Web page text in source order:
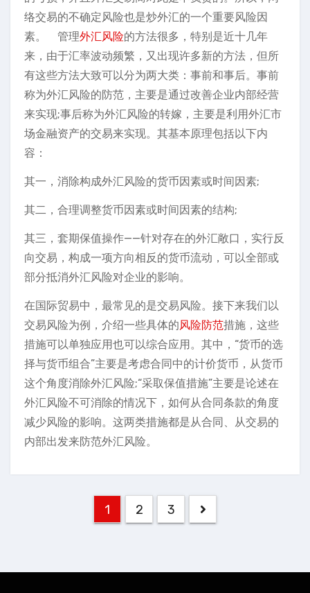
络交易的不确定风险也是炒外汇的一个重要风险因
素。 管理外汇风险的方法很多，特别是近十几年
来，由于汇率波动频繁，又出现许多新的方法，但所
有这些方法大致可以分为两大类：事前和事后。事前
称为外汇风险的防范，主要是通过改善企业内部经营
来实现;事后称为外汇风险的转嫁，主要是利用外汇市
场金融资产的交易来实现。其基本原理包括以下内
容：
其一，消除构成外汇风险的货币因素或时间因素;
其二，合理调整货币因素或时间因素的结构;
其三，套期保值操作——针对存在的外汇敞口，实行反
向交易，构成一项方向相反的货币流动，可以全部或
部分抵消外汇风险对企业的影响。
在国际贸易中，最常见的是交易风险。接下来我们以
交易风险为例，介绍一些具体的风险防范措施，这些
措施可以单独应用也可以综合应用。其中，“货币的选
择与货币组合”主要是考虑合同中的计价货币，从货币
这个角度消除外汇风险;“采取保值措施”主要是论述在
外汇风险不可消除的情况下，如何从合同条款的角度
减少风险的影响。这两类措施都是从合同、从交易的
内部出发来防范外汇风险。
文
章
页
1 2 3